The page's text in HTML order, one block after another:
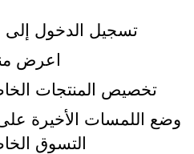
تسجيل الدخول إلى
اعرض
تخصيص المنتجات
وضع اللمسات الأخيرة
التسوق